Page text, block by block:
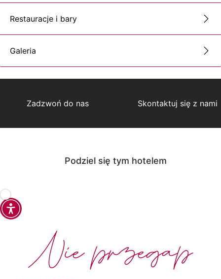
Restauracje i bary
Galeria
Zadzwoń do nas Skontaktuj się z nami
Podziel się tym hotelem
Nie przegap